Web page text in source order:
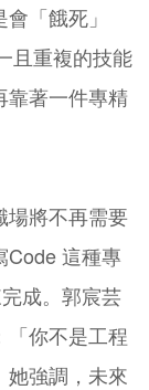
「餓死」
且重複的技能
靠著一件專精
場將不再需要
Code 這種專
成。郭宸芸
「你不是工程
她強調，未來